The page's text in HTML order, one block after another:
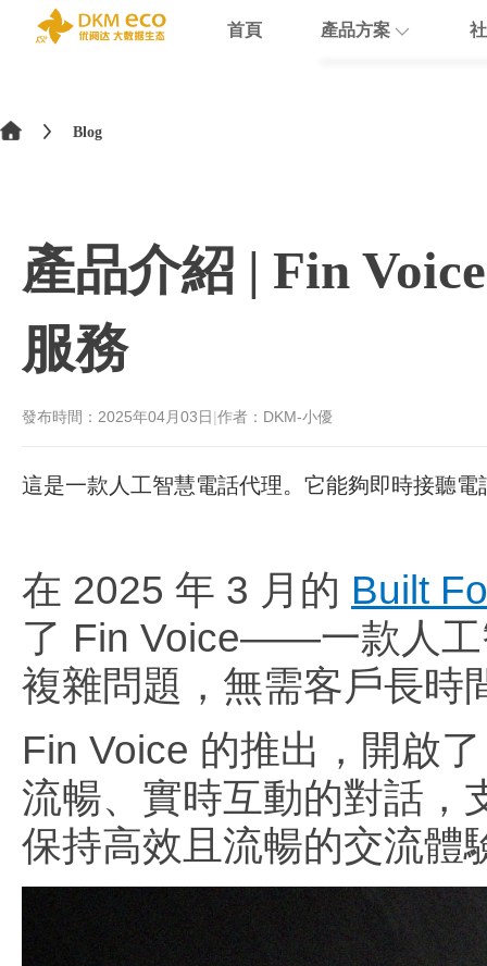
首頁 產品方案
Nextcloud
简体中文Blog
產品介紹 | Fin
服務
發布時間： 2025年04月03日 |作者：DKM-小優
這是一款人工智慧電話代理。它能夠即時接聽
在 2025 年 3 月的 Built
了 Fin Voice——一款人工
複雜問題，無需客戶長時
Fin Voice 的推出，開啟
流暢、實時互動的對話，
保持高效且流暢的交流體